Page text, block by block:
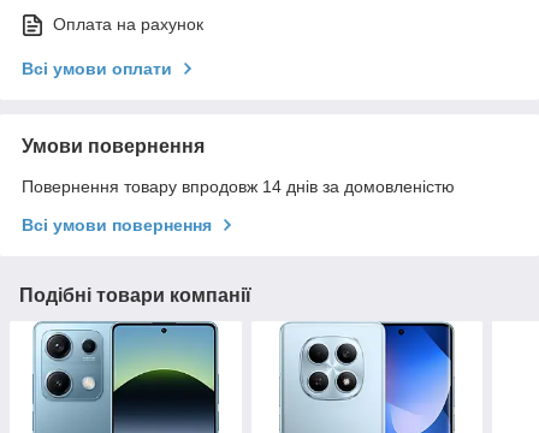
Оплата на рахунок
Всі умови оплати
Умови повернення
Повернення товару впродовж 14 днів за домовленістю
Всі умови повернення
Подібні товари компанії